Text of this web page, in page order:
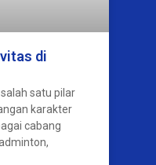
di
satu pilar
karakter
cabang